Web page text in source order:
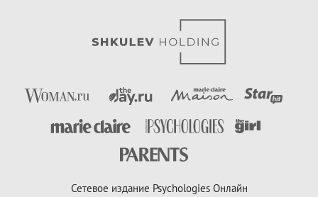
Сетевое издание Psychologies Онлайн